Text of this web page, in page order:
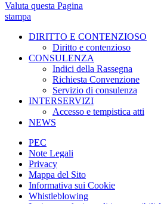
Valuta questa Pagina
stampa
DIRITTO E CONTENZIOSO
Diritto e contenzioso
CONSULENZA
Indici della Rassegna
Richiesta Convenzione
Servizio di consulenza
INTERSERVIZI
Accesso e tempistica atti
NEWS
PEC
Note Legali
Privacy
Mappa del Sito
Informativa sui Cookie
Whistleblowing